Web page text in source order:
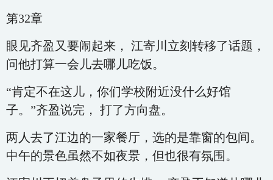
第32章
眼见齐盈又要闹起来， 江寄川立刻转移了话题，
问他打算一会儿去哪儿吃饭。
“肯定不在这儿，你们学校附近没什么好馆
子。”齐盈说完， 打了方向盘。
两人去了江边的一家餐厅，选的是靠窗的包间。
中午的景色虽然不如夜景，但也很有氛围。